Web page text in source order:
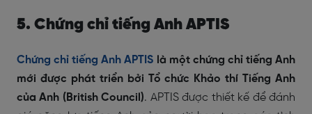
5. Chứng chỉ tiếng Anh APTIS
Chứng chỉ tiếng Anh APTIS là một chứng chỉ tiếng Anh
mới được phát triển bởi Tổ chức Khảo thí Tiếng Anh
của Anh (British Council). APTIS được thiết kế để đánh